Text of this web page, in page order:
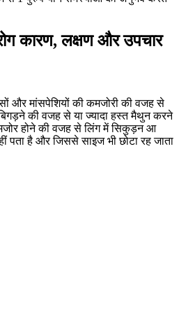
कारण, लक्षण और उपचार
और मांसपेशियों की कमजोरी की वजह से
की वजह से या ज्यादा हस्त मैथुन करने
होने की वजह से लिंग में सिकुड़न आ
पता है और जिससे साइज भी छोटा रह जाता